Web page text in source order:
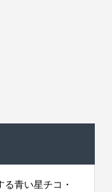
る青い星チコ・